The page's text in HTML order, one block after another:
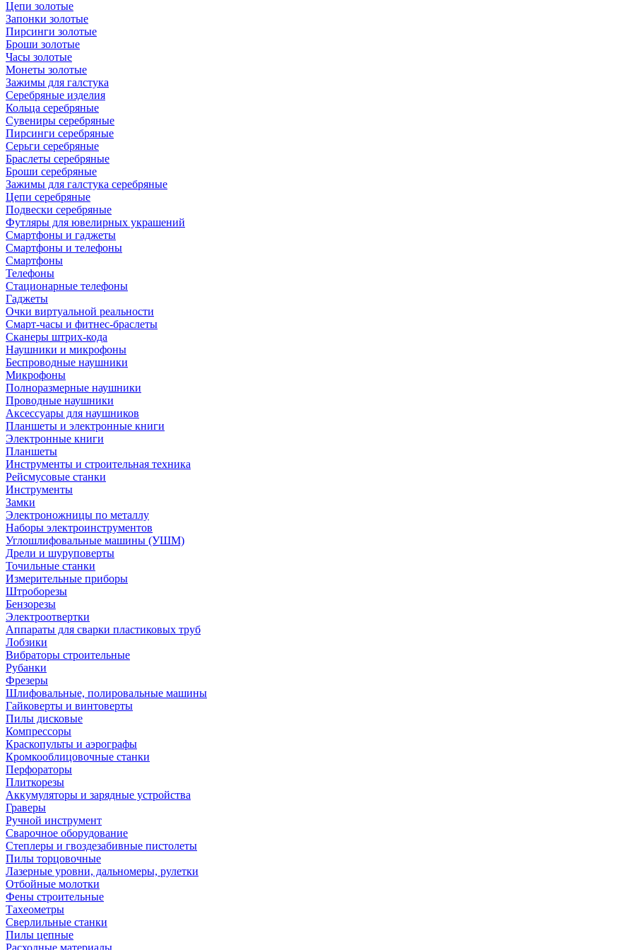
Цепи золотые
Запонки золотые
Пирсинги золотые
Броши золотые
Часы золотые
Монеты золотые
Зажимы для галстука
Серебряные изделия
Кольца серебряные
Сувениры серебряные
Пирсинги серебряные
Серьги серебряные
Браслеты серебряные
Броши серебряные
Зажимы для галстука серебряные
Цепи серебряные
Подвески серебряные
Футляры для ювелирных украшений
Смартфоны и гаджеты
Смартфоны и телефоны
Смартфоны
Телефоны
Стационарные телефоны
Гаджеты
Очки виртуальной реальности
Смарт-часы и фитнес-браслеты
Сканеры штрих-кода
Наушники и микрофоны
Беспроводные наушники
Микрофоны
Полноразмерные наушники
Проводные наушники
Аксессуары для наушников
Планшеты и электронные книги
Электронные книги
Планшеты
Инструменты и строительная техника
Рейсмусовые станки
Инструменты
Замки
Электроножницы по металлу
Наборы электроинструментов
Углошлифовальные машины (УШМ)
Дрели и шуруповерты
Точильные станки
Измерительные приборы
Штроборезы
Бензорезы
Электроотвертки
Аппараты для сварки пластиковых труб
Лобзики
Вибраторы строительные
Рубанки
Фрезеры
Шлифовальные, полировальные машины
Гайковерты и винтоверты
Пилы дисковые
Компрессоры
Краскопульты и аэрографы
Кромкооблицовочные станки
Перфораторы
Плиткорезы
Аккумуляторы и зарядные устройства
Граверы
Ручной инструмент
Сварочное оборудование
Степлеры и гвоздезабивные пистолеты
Пилы торцовочные
Лазерные уровни, дальномеры, рулетки
Отбойные молотки
Фены строительные
Тахеометры
Сверлильные станки
Пилы цепные
Расходные материалы